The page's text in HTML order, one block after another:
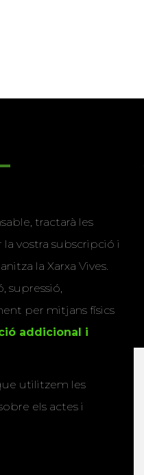
tractarà les
vostra subscripció i
la Xarxa Vives.
supressió,
per mitjans físics
addicional i
utilitzem les
els actes i